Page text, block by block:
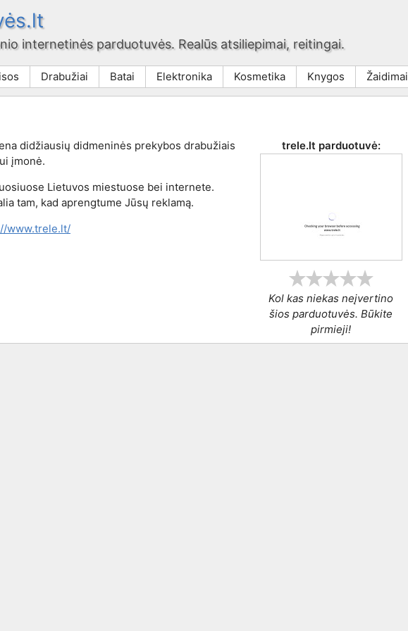
internetinės parduotuvės. Realūs atsiliepimai, reitingai.
Drabužiai Batai Elektronika Kosmetika Knygos Žaidimai
trele.lt parduotuvė:
Kol kas niekas neįvertino
šios parduotuvės. Būkite
pirmieji!
didžiausių didmeninės prekybos drabužiais
įmonė.
Lietuvos miestuose bei internete.
tam, kad aprengtume Jūsų reklamą.
www.trele.lt/